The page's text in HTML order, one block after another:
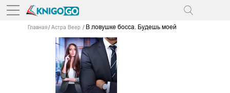
Главная Астра Веер В ловушке босса. Будешь моей